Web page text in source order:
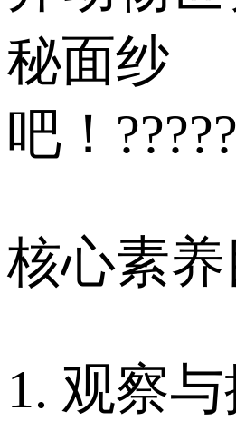
秘面纱
吧！
核心素
1. 观察与